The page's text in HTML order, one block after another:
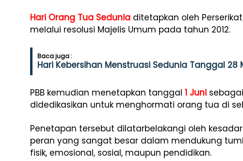
Hari Orang Tua Sedunia ditetapkan oleh
melalui resolusi Majelis Umum pada tahun 2012.
Baca juga :
Hari Kebersihan Menstruasi Sedunia Tanggal 28
PBB kemudian menetapkan tanggal 1 Juni
didedikasikan untuk menghormati orang tua di
Penetapan tersebut dilatarbelakangi oleh
peran yang sangat besar dalam mendukung
fisik, emosional, sosial, maupun pendidikan.